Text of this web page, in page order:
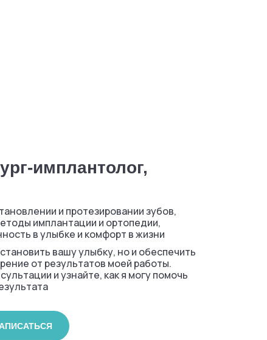
и протезировании зубов,
имплантации и ортопедии,
в улыбке и комфорт в жизни
имплантолог,
вашу улыбку, но и обеспечить
от результатов моей работы.
и узнайте, как я могу помочь